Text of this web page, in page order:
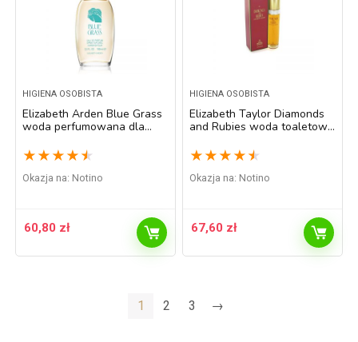
HIGIENA OSOBISTA
Elizabeth Arden Blue Grass
woda perfumowana dla
★ ★ ★ ★ ★
Okazja na: Notino
60,80 zł
HIGIENA OSOBISTA
Elizabeth Taylor Diamonds
and Rubies woda toaletowa
★ ★ ★ ★ ★
Okazja na: Notino
67,60 zł
1 2 3 →